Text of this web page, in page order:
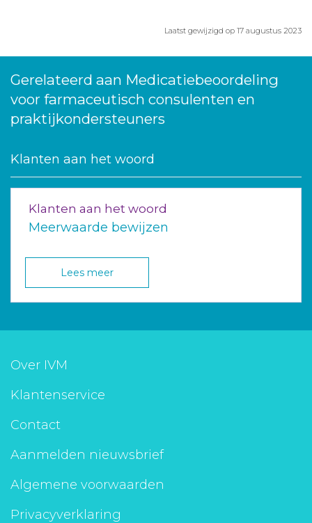
Laatst gewijzigd op 17 augustus 2023
Gerelateerd aan Medicatiebeoordeling
voor farmaceutisch consulenten en
praktijkondersteuners
Klanten aan het woord
Klanten aan het woord
Meerwaarde bewijzen
Lees meer
Over IVM
Klantenservice
Contact
Aanmelden nieuwsbrief
Algemene voorwaarden
Privacyverklaring